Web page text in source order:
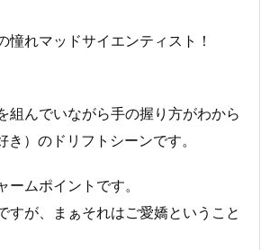
憧れマッドサイエンティスト！
組んでいながら手の握り方がわから
）のドリフトシーンです。
ームポイントです。
すが、まぁそれはご愛嬌ということ